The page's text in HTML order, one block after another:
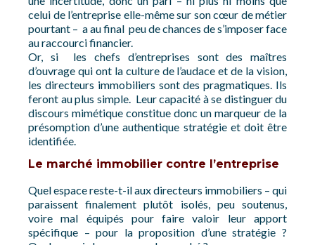
celui de l’entreprise elle-même sur son cœur de métier
pourtant – a au final peu de chances de s’imposer face
au raccourci financier.
Or, si les chefs d’entreprises sont des maîtres
d’ouvrage qui ont la culture de l’audace et de la vision,
les directeurs immobiliers sont des pragmatiques. Ils
feront au plus simple. Leur capacité à se distinguer du
discours mimétique constitue donc un marqueur de la
présomption d’une authentique stratégie et doit être
identifiée.
Le marché immobilier contre l’entreprise
Quel espace reste-t-il aux directeurs immobiliers – qui
paraissent finalement plutôt isolés, peu soutenus,
voire mal équipés pour faire valoir leur apport
spécifique – pour la proposition d’une stratégie ?